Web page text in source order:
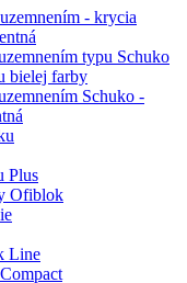
- krycia
typu Schuko
bielej farby
Schuko -
Plus
Ofiblok
Line